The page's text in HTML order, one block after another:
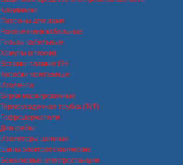
Клеммники
Патроны для ламп
Наконечники кабельные
Гильзы кабельные
Хомуты (стяжки)
Вставки плавкие ПН
Коробки монтажные
Изолента
Бирки маркировочные
Термоусадочная трубка (ТуТ)
Гофродержатели
Дин-рейки
Изоляторы шинные
Шины электротехнические
Бензиновые электростанции